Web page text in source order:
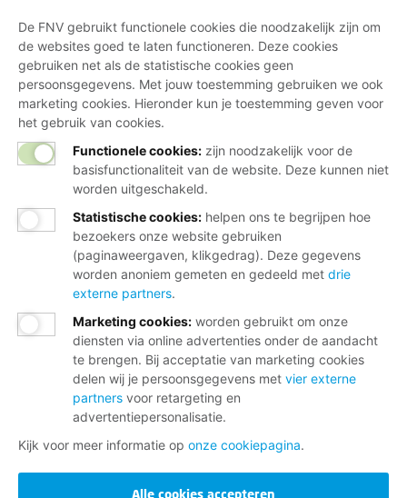
De FNV gebruikt functionele cookies die noodzakelijk zijn om
de websites goed te laten functioneren. Deze cookies
gebruiken net als de statistische cookies geen
persoonsgegevens. Met jouw toestemming gebruiken we ook
marketing cookies. Hieronder kun je toestemming geven voor
het gebruik van cookies.
Functionele cookies: zijn noodzakelijk voor de
basisfunctionaliteit van de website. Deze kunnen niet
worden uitgeschakeld.
Statistische cookies: helpen ons te begrijpen hoe
bezoekers onze website gebruiken
(paginaweergaven, klikgedrag). Deze gegevens
worden anoniem gemeten en gedeeld met drie
externe partners.
Marketing cookies: worden gebruikt om onze
diensten via online advertenties onder de aandacht
te brengen. Bij acceptatie van marketing cookies
delen wij je persoonsgegevens met vier externe
partners voor retargeting en
advertentiepersonalisatie.
Kijk voor meer informatie op onze cookiepagina.
Alle cookies accepteren